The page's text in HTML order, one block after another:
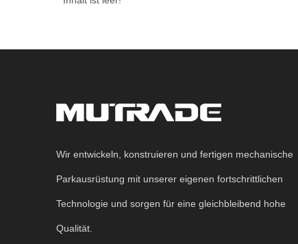
Wir entwickeln, konstruieren und fertigen mechanische
Parkausrüstung mit unserer eigenen fortschrittlichen
Technologie und sorgen für eine gleichbleibend hohe
Qualität.